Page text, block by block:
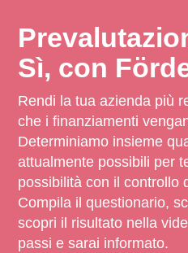
Sì, con
Rendi la tua azienda più
che i finanziamenti
Determiniamo insieme
attualmente possibili per
possibilità con il controllo
Compila il questionario,
scopri il risultato nella
passi e sarai informato.